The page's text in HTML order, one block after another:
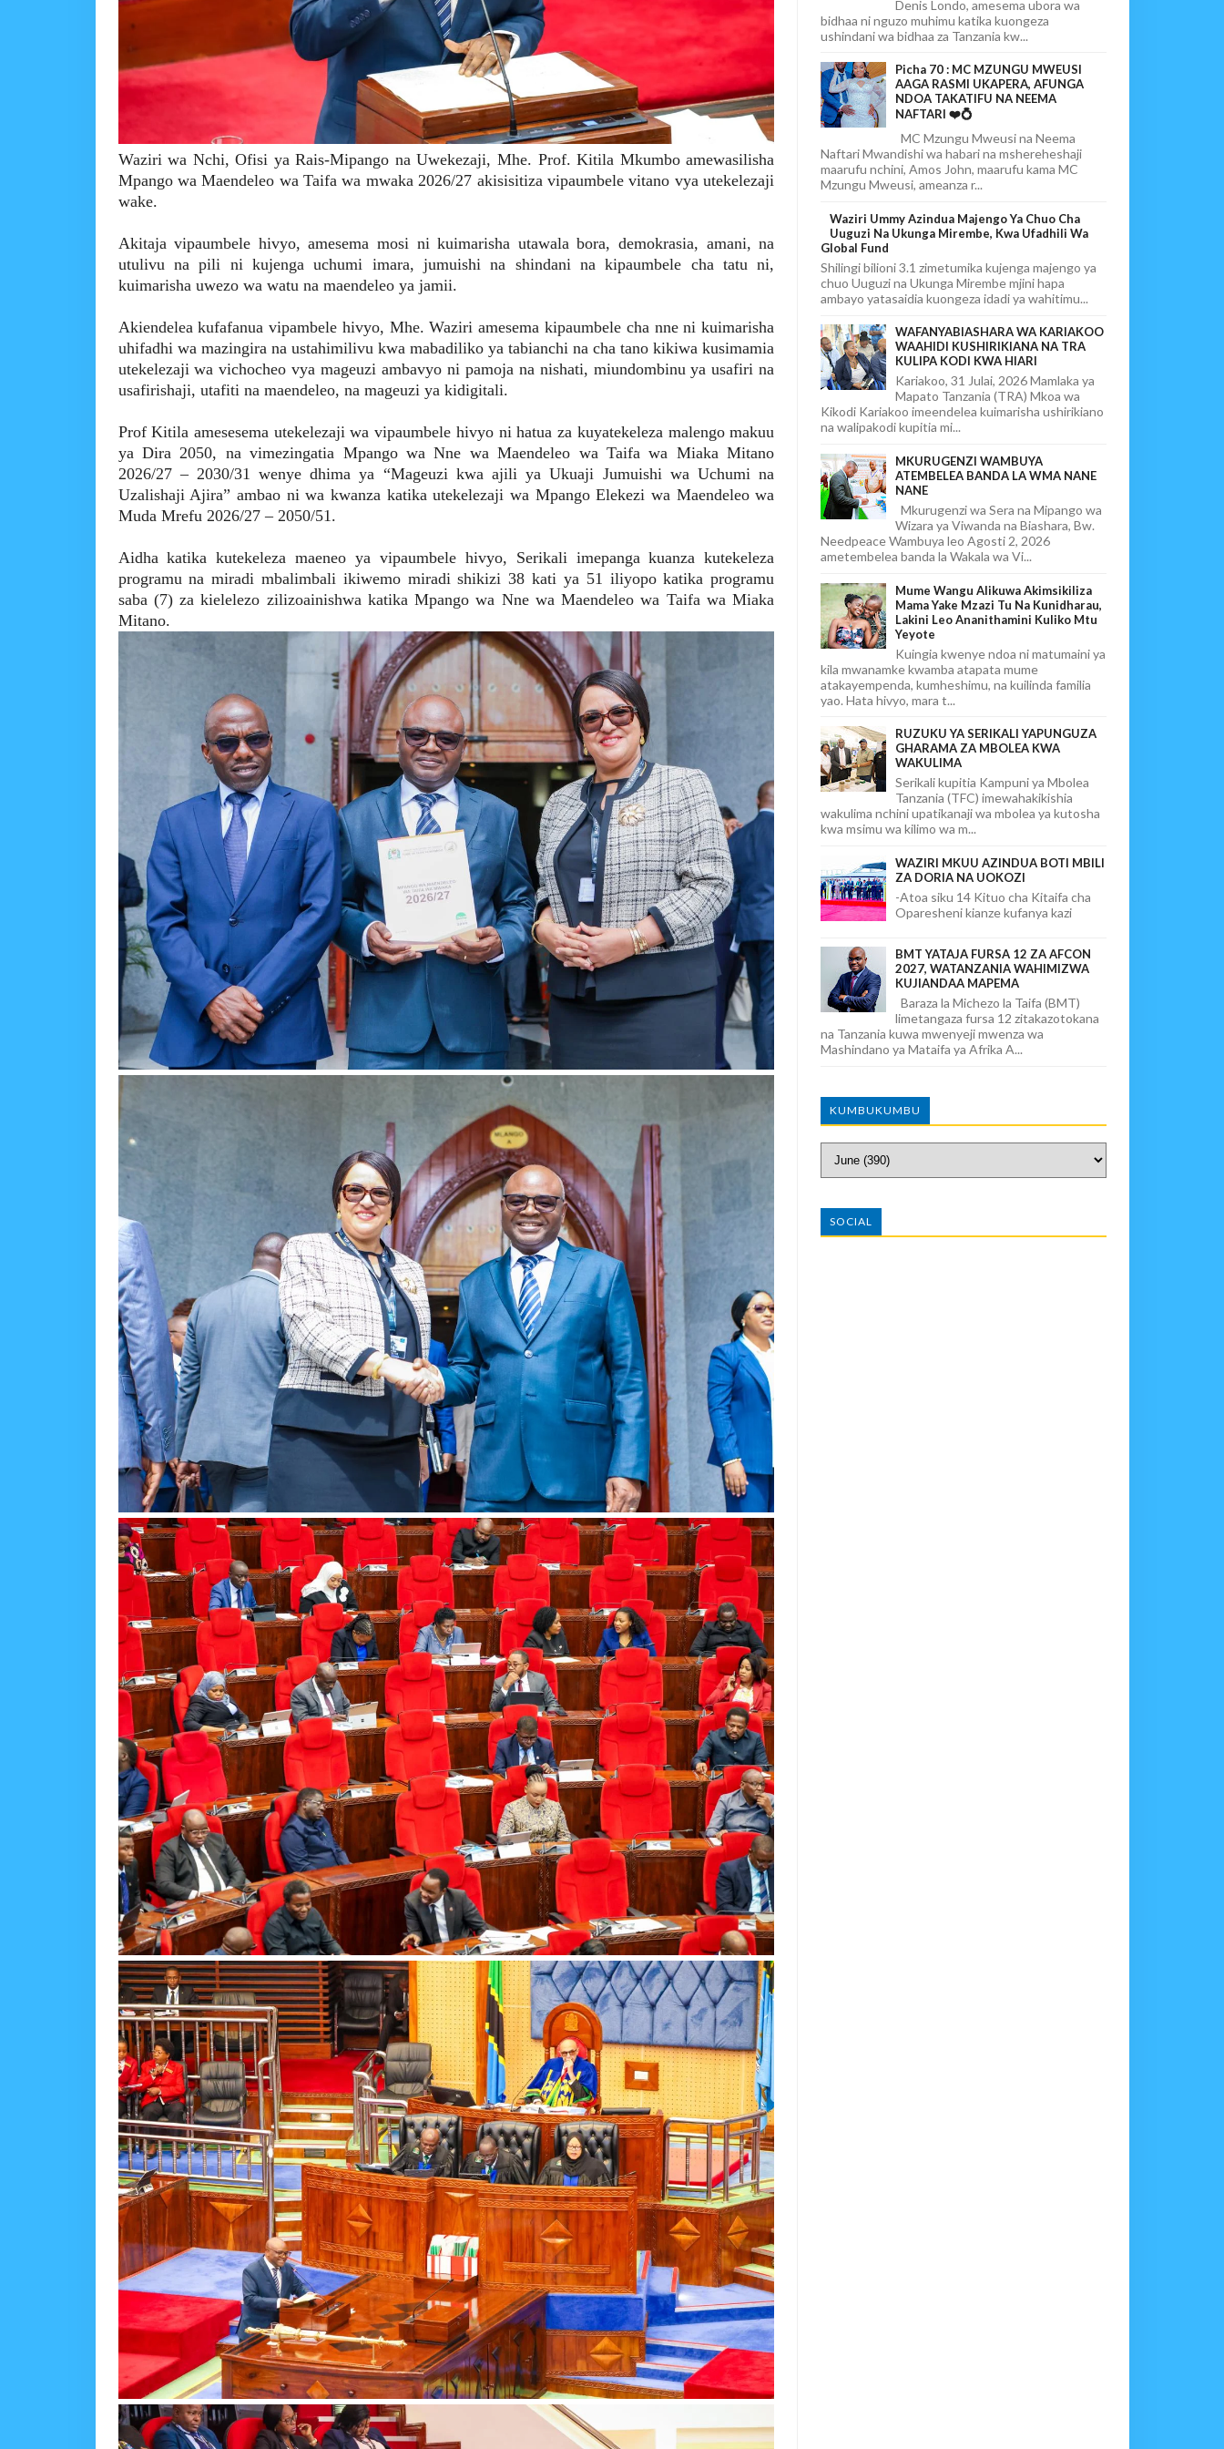
Waziri wa Nchi, Ofisi ya Rais-Mipango na Uwekezaji, Mhe. Prof. Kitila Mkumbo amewasilisha
Mpango wa Maendeleo wa Taifa wa mwaka 2026/27 akisisitiza vipaumbele vitano vya utekelezaji
wake.
Akitaja vipaumbele hivyo, amesema mosi ni kuimarisha utawala bora, demokrasia, amani, na
utulivu na pili ni kujenga uchumi imara, jumuishi na shindani na kipaumbele cha tatu ni,
kuimarisha uwezo wa watu na maendeleo ya jamii.
Akiendelea kufafanua vipambele hivyo, Mhe. Waziri amesema kipaumbele cha nne ni kuimarisha
uhifadhi wa mazingira na ustahimilivu kwa mabadiliko ya tabianchi na cha tano kikiwa kusimamia
utekelezaji wa vichocheo vya mageuzi ambavyo ni pamoja na nishati, miundombinu ya usafiri na
usafirishaji, utafiti na maendeleo, na mageuzi ya kidigitali.
Prof Kitila amesesema utekelezaji wa vipaumbele hivyo ni hatua za kuyatekeleza malengo makuu
ya Dira 2050, na vimezingatia Mpango wa Nne wa Maendeleo wa Taifa wa Miaka Mitano
2026/27 – 2030/31 wenye dhima ya “Mageuzi kwa ajili ya Ukuaji Jumuishi wa Uchumi na
Uzalishaji Ajira” ambao ni wa kwanza katika utekelezaji wa Mpango Elekezi wa Maendeleo wa
Muda Mrefu 2026/27 – 2050/51.
Aidha katika kutekeleza maeneo ya vipaumbele hivyo, Serikali imepanga kuanza kutekeleza
programu na miradi mbalimbali ikiwemo miradi shikizi 38 kati ya 51 iliyopo katika programu
saba (7) za kielelezo zilizoainishwa katika Mpango wa Nne wa Maendeleo wa Taifa wa Miaka
Mitano.
Denis Londo, amesema ubora wa
bidhaa ni nguzo muhimu katika kuongeza
ushindani wa bidhaa za Tanzania kw...
Picha 70 : MC MZUNGU MWEUSI
AAGA RASMI UKAPERA, AFUNGA
NDOA TAKATIFU NA NEEMA
NAFTARI ❤️💍
MC Mzungu Mweusi na Neema
Naftari Mwandishi wa habari na mshereheshaji
maarufu nchini, Amos John, maarufu kama MC
Mzungu Mweusi, ameanza r...
Waziri Ummy Azindua Majengo Ya Chuo Cha
Uuguzi Na Ukunga Mirembe, Kwa Ufadhili Wa
Global Fund
Shilingi bilioni 3.1 zimetumika kujenga majengo ya
chuo Uuguzi na Ukunga Mirembe mjini hapa
ambayo yatasaidia kuongeza idadi ya wahitimu...
WAFANYABIASHARA WA KARIAKOO
WAAHIDI KUSHIRIKIANA NA TRA
KULIPA KODI KWA HIARI
Kariakoo, 31 Julai, 2026 Mamlaka ya
Mapato Tanzania (TRA) Mkoa wa
Kikodi Kariakoo imeendelea kuimarisha ushirikiano
na walipakodi kupitia mi...
MKURUGENZI WAMBUYA
ATEMBELEA BANDA LA WMA NANE
NANE
Mkurugenzi wa Sera na Mipango wa
Wizara ya Viwanda na Biashara, Bw.
Needpeace Wambuya leo Agosti 2, 2026
ametembelea banda la Wakala wa Vi...
Mume Wangu Alikuwa Akimsikiliza
Mama Yake Mzazi Tu Na Kunidharau,
Lakini Leo Ananithamini Kuliko Mtu
Yeyote
Kuingia kwenye ndoa ni matumaini ya
kila mwanamke kwamba atapata mume
atakayempenda, kumheshimu, na kuilinda familia
yao. Hata hivyo, mara t...
RUZUKU YA SERIKALI YAPUNGUZA
GHARAMA ZA MBOLEA KWA
WAKULIMA
Serikali kupitia Kampuni ya Mbolea
Tanzania (TFC) imewahakikishia
wakulima nchini upatikanaji wa mbolea ya kutosha
kwa msimu wa kilimo wa m...
WAZIRI MKUU AZINDUA BOTI MBILI
ZA DORIA NA UOKOZI
-Atoa siku 14 Kituo cha Kitaifa cha
Oparesheni kianze kufanya kazi
BMT YATAJA FURSA 12 ZA AFCON
2027, WATANZANIA WAHIMIZWA
KUJIANDAA MAPEMA
Baraza la Michezo la Taifa (BMT)
limetangaza fursa 12 zitakazotokana
na Tanzania kuwa mwenyeji mwenza wa
Mashindano ya Mataifa ya Afrika A...
KUMBUKUMBU
SOCIAL